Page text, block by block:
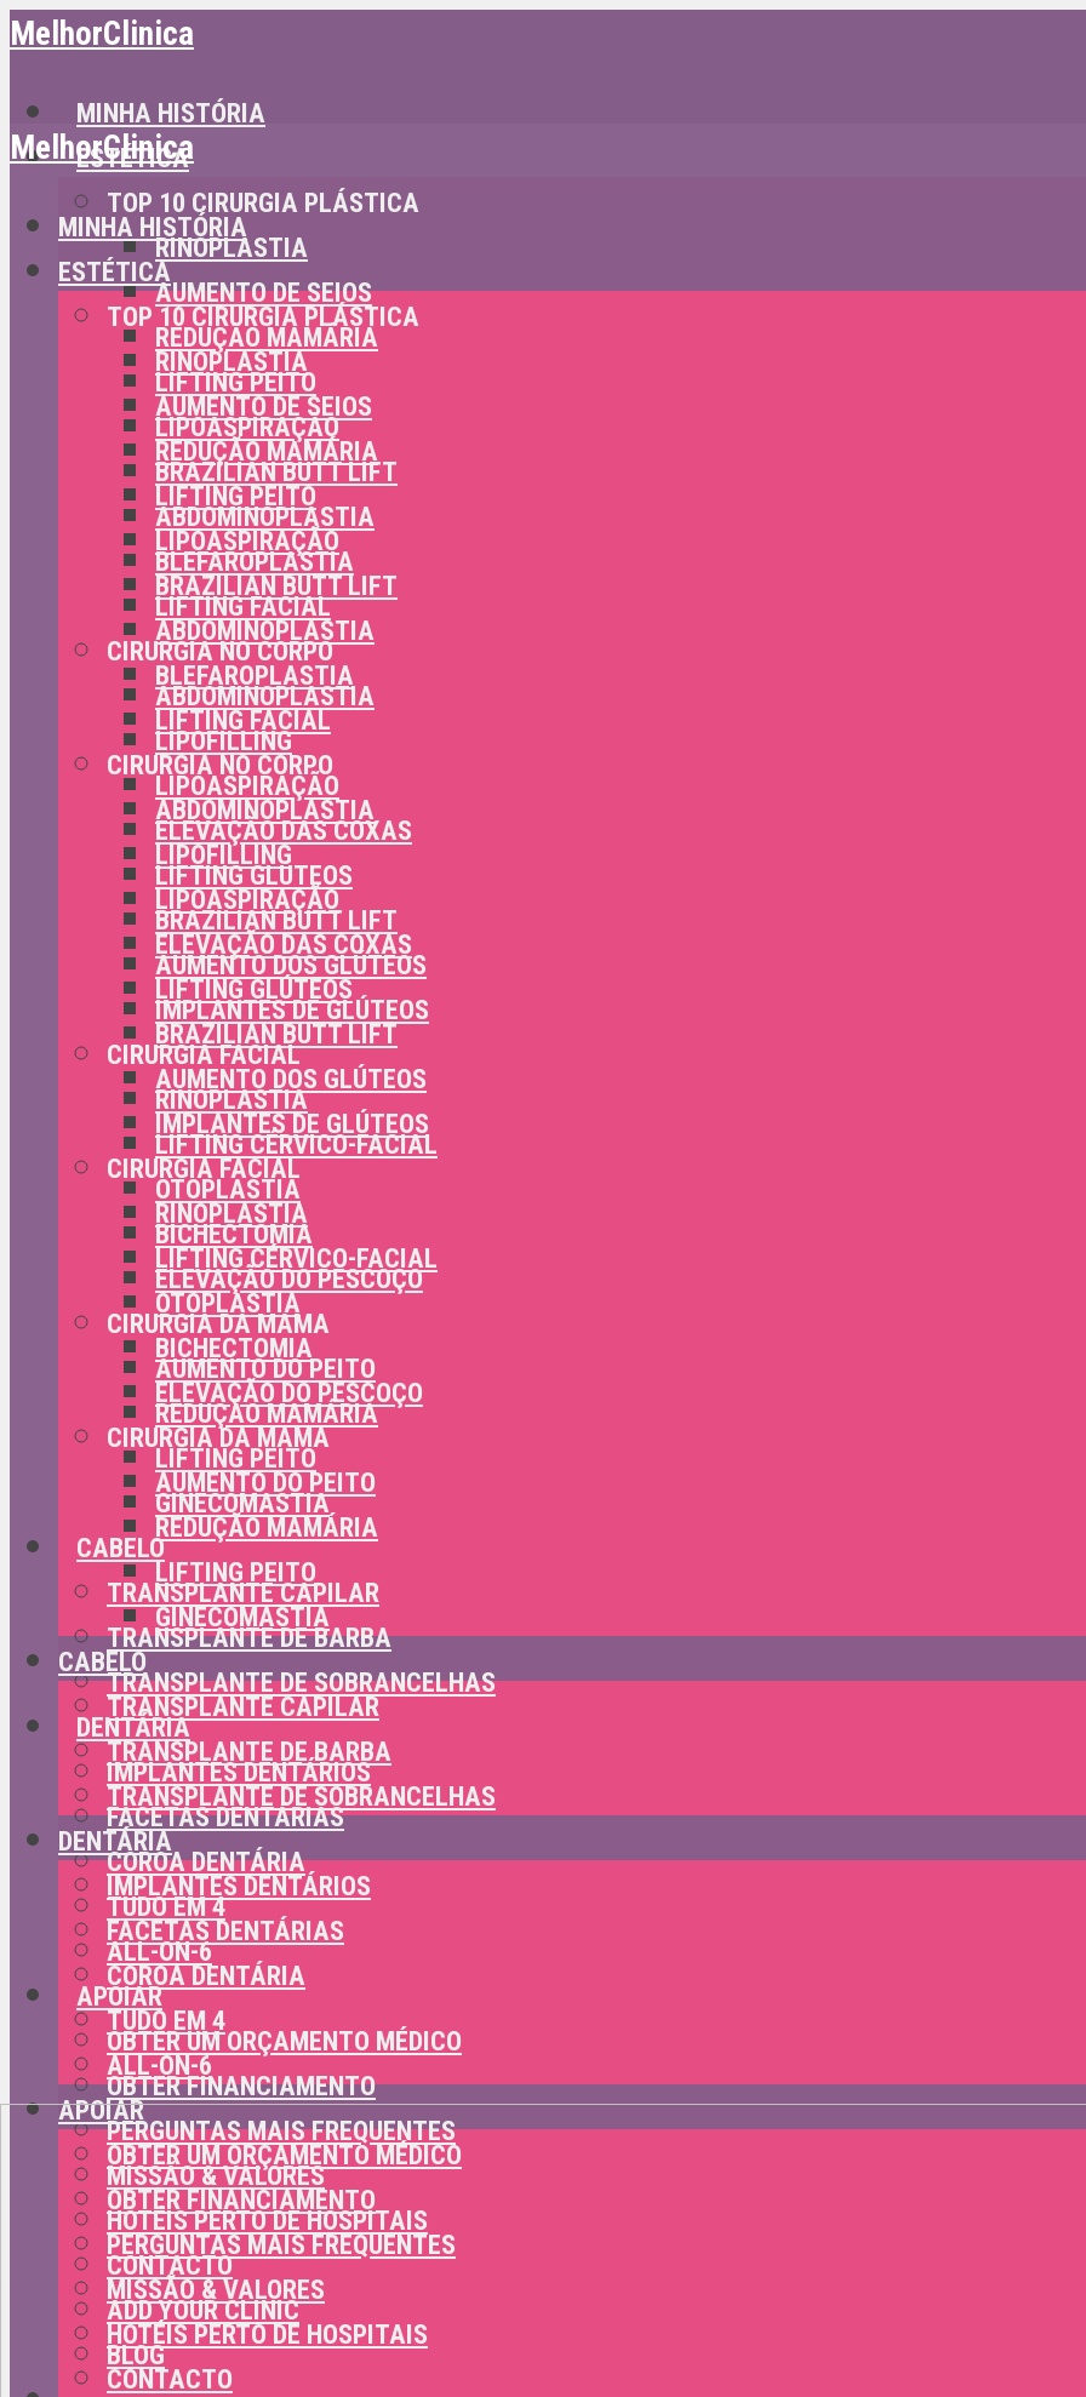
MelhorClinica
MINHA HISTÓRIA
ESTÉTICA
TOP 10 CIRURGIA PLÁSTICA
RINOPLASTIA
AUMENTO DE SEIOS
REDUÇÃO MAMÁRIA
LIFTING PEITO
LIPOASPIRAÇÃO
BRAZILIAN BUTT LIFT
ABDOMINOPLASTIA
BLEFAROPLASTIA
LIFTING FACIAL
CIRURGIA NO CORPO
ABDOMINOPLASTIA
LIPOFILLING
LIPOASPIRAÇÃO
ELEVAÇÃO DAS COXAS
LIFTING GLÚTEOS
BRAZILIAN BUTT LIFT
AUMENTO DOS GLÚTEOS
IMPLANTES DE GLÚTEOS
CIRURGIA FACIAL
RINOPLASTIA
LIFTING CÉRVICO-FACIAL
OTOPLASTIA
BICHECTOMIA
ELEVAÇÃO DO PESCOÇO
CIRURGIA DA MAMA
AUMENTO DO PEITO
REDUÇÃO MAMÁRIA
LIFTING PEITO
GINECOMASTIA
CABELO
TRANSPLANTE CAPILAR
TRANSPLANTE DE BARBA
TRANSPLANTE DE SOBRANCELHAS
DENTÁRIA
IMPLANTES DENTÁRIOS
FACETAS DENTÁRIAS
COROA DENTÁRIA
TUDO EM 4
ALL-ON-6
APOIAR
OBTER UM ORÇAMENTO MÉDICO
OBTER FINANCIAMENTO
PERGUNTAS MAIS FREQUENTES
MISSÃO & VALORES
HOTÉIS PERTO DE HOSPITAIS
CONTACTO
ADD YOUR CLINIC
BLOG
MelhorClinica
MINHA HISTÓRIA
ESTÉTICA
TOP 10 CIRURGIA PLÁSTICA
RINOPLASTIA
AUMENTO DE SEIOS
REDUÇÃO MAMÁRIA
LIFTING PEITO
LIPOASPIRAÇÃO
BRAZILIAN BUTT LIFT
ABDOMINOPLASTIA
BLEFAROPLASTIA
LIFTING FACIAL
CIRURGIA NO CORPO
ABDOMINOPLASTIA
LIPOFILLING
LIPOASPIRAÇÃO
ELEVAÇÃO DAS COXAS
LIFTING GLÚTEOS
BRAZILIAN BUTT LIFT
AUMENTO DOS GLÚTEOS
IMPLANTES DE GLÚTEOS
CIRURGIA FACIAL
RINOPLASTIA
LIFTING CÉRVICO-FACIAL
OTOPLASTIA
BICHECTOMIA
ELEVAÇÃO DO PESCOÇO
CIRURGIA DA MAMA
AUMENTO DO PEITO
REDUÇÃO MAMÁRIA
LIFTING PEITO
GINECOMASTIA
CABELO
TRANSPLANTE CAPILAR
TRANSPLANTE DE BARBA
TRANSPLANTE DE SOBRANCELHAS
DENTÁRIA
IMPLANTES DENTÁRIOS
FACETAS DENTÁRIAS
COROA DENTÁRIA
TUDO EM 4
ALL-ON-6
APOIAR
OBTER UM ORÇAMENTO MÉDICO
OBTER FINANCIAMENTO
PERGUNTAS MAIS FREQUENTES
MISSÃO & VALORES
HOTÉIS PERTO DE HOSPITAIS
CONTACTO